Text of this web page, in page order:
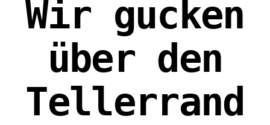
Wir gucken
über den
Tellerrand